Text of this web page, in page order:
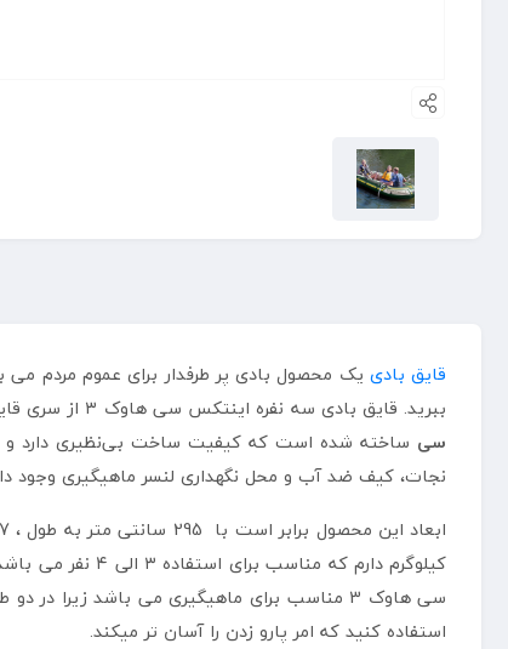
قایق بادی یک محصول بادی پر طرفدار برای عموم مردم می
ببرید. قایق بادی سه نفره اینتکس سی هاوک ۳ از سری قایق های تولید شده توسط برند اینتکس می باشد اینتکس از تولیدکنندگان موفق محصولات بادی می باشد، قایق بادی سی هاک ۳ از
سی ساخته شده است که کیفیت ساخت بی‌نظیری دارد و
نجات، کیف ضد آب و محل نگهداری لنسر ماهیگیری وجود
کیلوگرم دارم که مناسب برای استفاده ۳ الی ۴ نفر می باشد شایان ذکر است که برای ایمنی بالاتر دارای 4 دریچه باد است که به همراه
سی هاوک 3 مناسب برای ماهیگیری می باشد
استفاده کنید که امر پارو زدن را آسان تر میکند.